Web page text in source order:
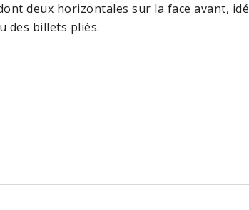
deux horizontales sur la face avant,
des billets pliés.